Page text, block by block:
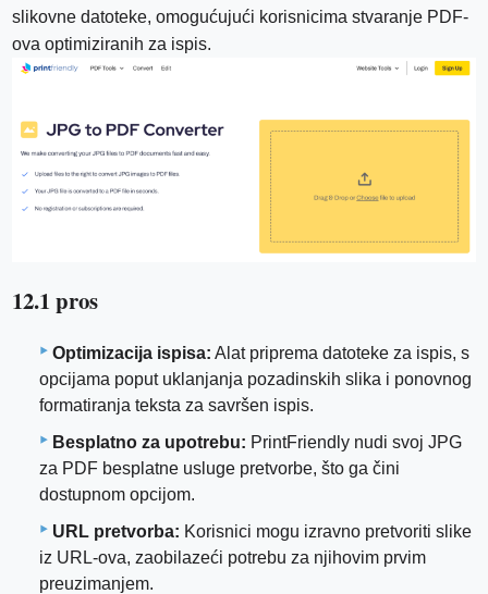
slikovne datoteke, omogućujući korisnicima stvaranje PDF-
ova optimiziranih za ispis.
12.1 pros
Optimizacija ispisa: Alat priprema datoteke za ispis, s
opcijama poput uklanjanja pozadinskih slika i ponovnog
formatiranja teksta za savršen ispis.
Besplatno za upotrebu: PrintFriendly nudi svoj JPG
za PDF besplatne usluge pretvorbe, što ga čini
dostupnom opcijom.
URL pretvorba: Korisnici mogu izravno pretvoriti slike
iz URL-ova, zaobilazeći potrebu za njihovim prvim
preuzimanjem.